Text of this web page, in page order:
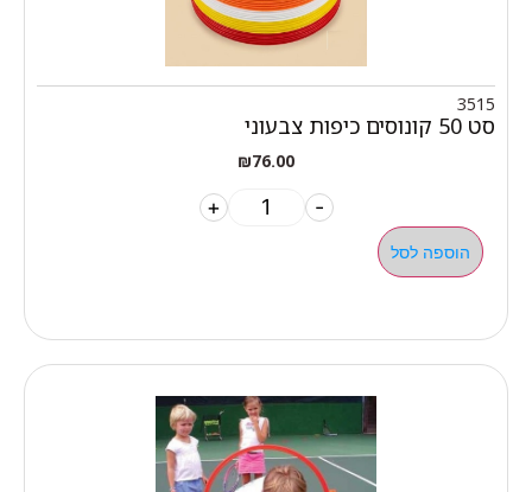
3515
סט 50 קונוסים כיפות צבעוני
₪76.00
-
+
הוספה לסל